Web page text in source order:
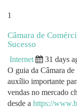
1
Câmara de
Sucesso
Internet 31 days
O guia da Câmara
auxílio importante
vendas no mercado
desde a https://